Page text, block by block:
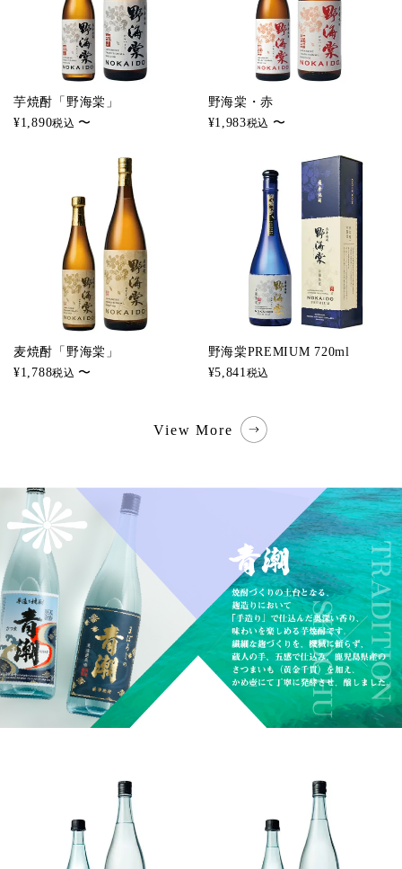
芋焼酎「野海棠」
¥1,890税込 〜
野海棠・赤
¥1,983税込 〜
麦焼酎「野海棠」
¥1,788税込 〜
野海棠PREMIUM 720ml
¥5,841 税込
View More